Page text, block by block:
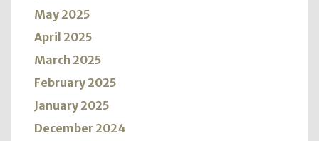
May 2025
April 2025
March 2025
February 2025
January 2025
December 2024